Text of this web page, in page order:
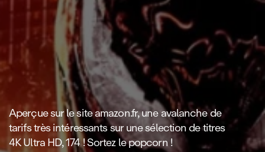
Aperçue sur le site amazon.fr, une avalanche de
tarifs très intéressants sur une sélection de titres
4K Ultra HD, 174 ! Sortez le popcorn !